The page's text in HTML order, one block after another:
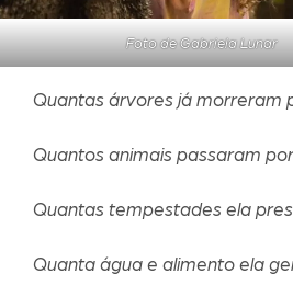
Foto de Gabriela Lunar
Quantas árvores já morreram
Quantos animais passaram
Quantas tempestades ela
Quanta água e alimento ela